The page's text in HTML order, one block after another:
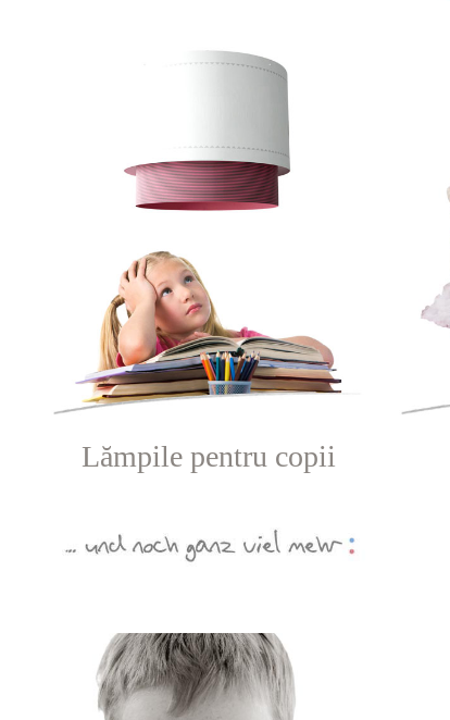
Lămpile pentru copii